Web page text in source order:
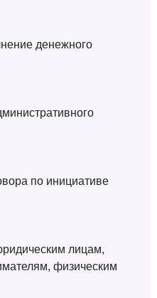
денежного
по инициативе
лицам,
физическим